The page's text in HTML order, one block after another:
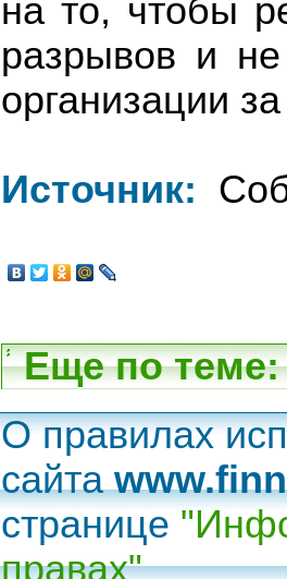
на то, чтобы
разрывов и
организации
Источник:
Еще по теме:
О правилах
сайта
странице
правах"